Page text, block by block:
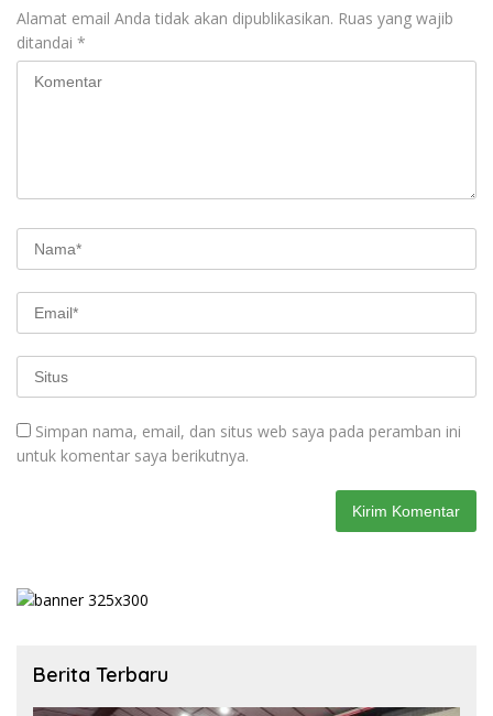
Alamat email Anda tidak akan dipublikasikan. Ruas yang wajib
ditandai *
Simpan nama, email, dan situs web saya pada peramban ini
untuk komentar saya berikutnya.
Berita Terbaru